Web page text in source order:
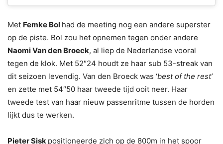
Met Femke Bol had de meeting nog een andere superster
op de piste. Bol zou het opnemen tegen onder andere
Naomi Van den Broeck, al liep de Nederlandse vooral
tegen de klok. Met 52″24 houdt ze haar sub 53-streak van
dit seizoen levendig. Van den Broeck was ‘best of the rest’
en zette met 54″50 haar tweede tijd ooit neer. Haar
tweede test van haar nieuw passenritme tussen de horden
lijkt dus te werken.
Pieter Sisk positioneerde zich op de 800m in het spoor